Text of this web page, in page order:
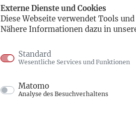
Externe Dienste und Cookies
Diese Webseite verwendet Tools
Nähere Informationen dazu in
Standard
Wesentliche Services und Funktionen
Matomo
Analyse des Besuchverhaltens